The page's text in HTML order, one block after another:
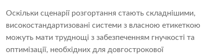
Оскільки сценарії розгортання стають складнішими,
високостандартизовані системи з власною етикеткою
можуть мати труднощі з забезпеченням гнучкості та
оптимізації, необхідних для довгострокової